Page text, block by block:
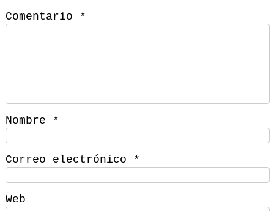
Comentario
*
Nombre *
Correo electrónico *
Web